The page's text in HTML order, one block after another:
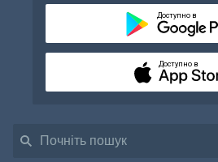
Доступно в
Доступно в